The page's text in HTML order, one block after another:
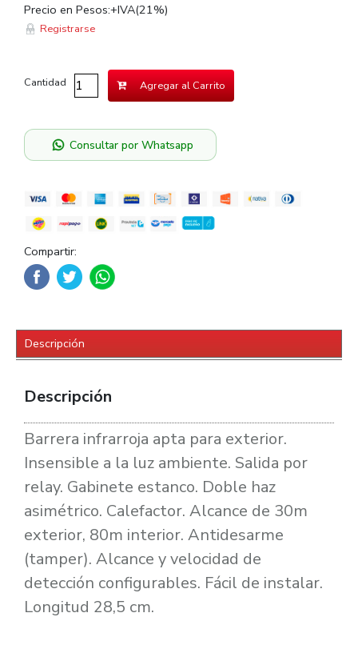
Precio en Pesos:+IVA(21%)
Registrarse
Cantidad Agregar al Carrito
Consultar por Whatsapp
Compartir:
Descripción
Descripción
Barrera infrarroja apta para exterior.
Insensible a la luz ambiente. Salida por
relay. Gabinete estanco. Doble haz
asimétrico. Calefactor. Alcance de 30m
exterior, 80m interior. Antidesarme
(tamper). Alcance y velocidad de
detección configurables. Fácil de instalar.
Longitud 28,5 cm.